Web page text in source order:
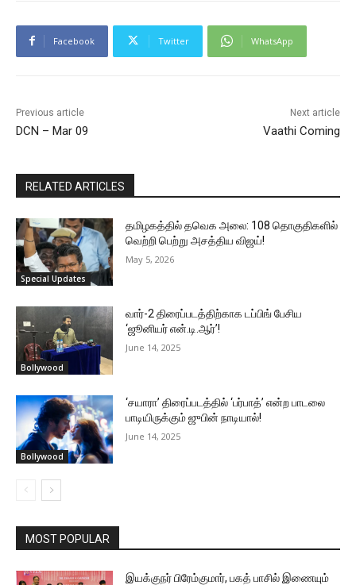
Facebook Twitter WhatsApp
Previous article
DCN – Mar 09
Next article
Vaathi Coming
RELATED ARTICLES
Special Updates
தமிழகத்தில் தவெக அலை: 108 தொகுதிகளில்
வெற்றி பெற்று அசத்திய விஜய்!
May 5, 2026
Bollywood
வார்-2 திரைப்படத்திற்காக டப்பிங் பேசிய
‘ஜூனியர் என்.டி.ஆர்’!
June 14, 2025
Bollywood
‘சயாரா’ திரைப்படத்தில் ‘பர்பாத்’ என்ற பாடலை
பாடியிருக்கும் ஜுபின் நாடியால்!
June 14, 2025
MOST POPULAR
இயக்குநர் பிரேம்குமார், பகத் பாசில் இணையும்